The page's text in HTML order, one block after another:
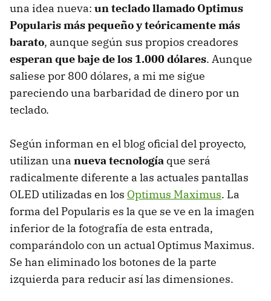
una idea nueva: un teclado llamado Optimus
Popularis más pequeño y teóricamente más
barato, aunque según sus propios creadores
esperan que baje de los 1.000 dólares. Aunque
saliese por 800 dólares, a mi me sigue
pareciendo una barbaridad de dinero por un
teclado.
Según informan en el blog oficial del proyecto,
utilizan una nueva tecnología que será
radicalmente diferente a las actuales pantallas
OLED utilizadas en los Optimus Maximus. La
forma del Popularis es la que se ve en la imagen
inferior de la fotografía de esta entrada,
comparándolo con un actual Optimus Maximus.
Se han eliminado los botones de la parte
izquierda para reducir así las dimensiones.